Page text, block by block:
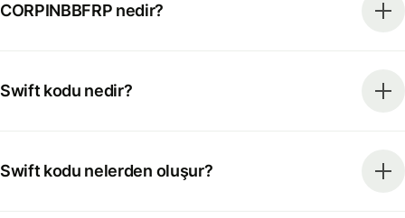
CORPINBBFRP nedir?
Swift kodu nedir?
Swift kodu nelerden oluşur?